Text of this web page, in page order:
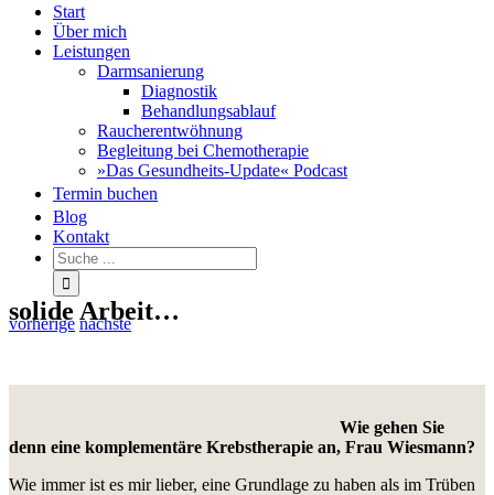
Start
Über mich
Leistungen
Darmsanierung
Diagnostik
Behandlungsablauf
Raucherentwöhnung
Begleitung bei Chemotherapie
»Das Gesundheits-Update« Podcast
Termin buchen
Blog
Kontakt
vorherige nächste
solide Arbeit…
Wie gehen Sie
denn eine komplementäre Krebstherapie an, Frau Wiesmann?
Wie immer ist es mir lieber, eine Grundlage zu haben als im Trüben